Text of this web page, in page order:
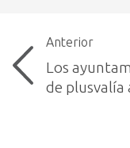
Anterior
Los
de plusvalía